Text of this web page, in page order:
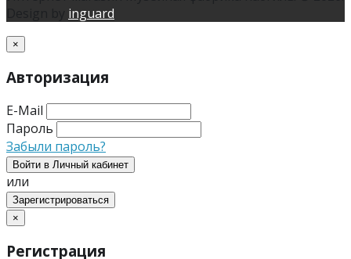
inguard
×
Авторизация
E-Mail
Пароль
Забыли пароль?
Войти в Личный кабинет
или
Зарегистрироваться
×
Регистрация